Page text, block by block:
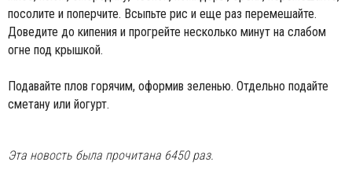
посолите и поперчите. Всыпьте рис и еще раз перемешайте.
Доведите до кипения и прогрейте несколько минут на слабом
огне под крышкой.
Подавайте плов горячим, оформив зеленью. Отдельно подайте
сметану или йогурт.
Эта новость была прочитана 6450 раз.